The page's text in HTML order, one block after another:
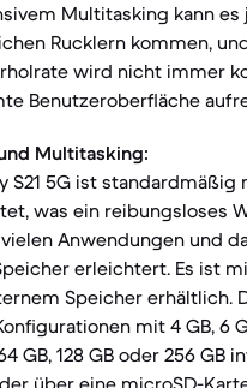
Multitasking kann es
Rucklern kommen,
wird nicht immer
Benutzeroberfläche
Multitasking:
S21 5G ist standardmäßig
was ein reibungsloses
Anwendungen und
erleichtert. Es ist
Speicher erhältlich.
mit 4 GB, 6
GB, 128 GB oder 256 GB
über eine microSD-